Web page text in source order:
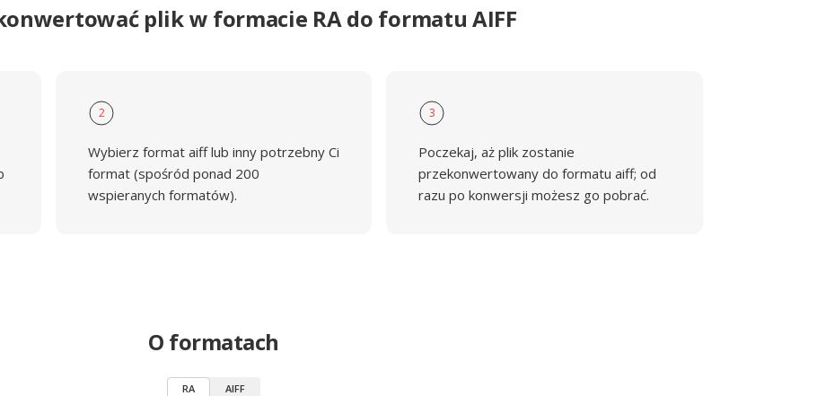
plik w formacie RA do formatu AIFF
2
Wybierz format aiff lub inny potrzebny Ci
format (spośród ponad 200
wspieranych formatów).
3
Poczekaj, aż plik zostanie
przekonwertowany do formatu aiff; od
razu po konwersji możesz go pobrać.
O formatach
RA AIFF